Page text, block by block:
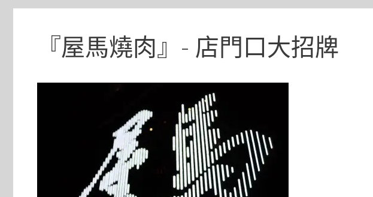
『屋馬燒肉』- 店門口大招牌